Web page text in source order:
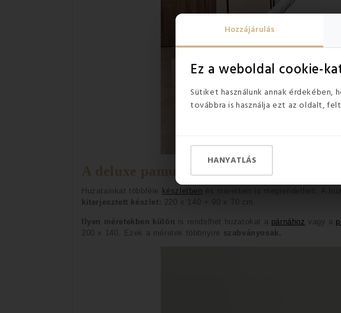
Hozzájárulás
Ez a weboldal cookie-
Sütiket használunk annak
továbbra is használja ezt az oldalt,
HANYATLÁS
A deluxe pamut huzatok méretei
Huzatainkat többféle készletben
kiterjesztett készlet: 220 x 140 + 90 x 70 cm.
Ilyen méretekben külön is rendelhet huzatokat a párnához vagy a
200 x 140. Ezek a méretek többnyire szabványosak.